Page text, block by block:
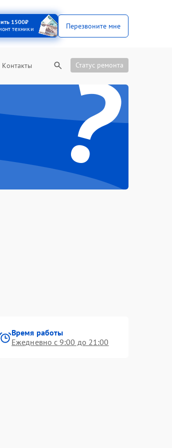
1500₽
техники
Перезвоните мне
Контакты Статус ремонта
?
Время работы
Ежедневно с 9:00 до 21:00